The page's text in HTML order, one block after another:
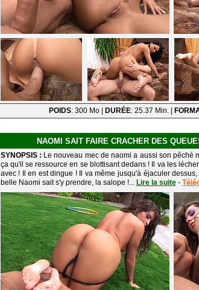
POIDS: 300 Mo | DURÉE: 25.37 Min. |
NAOMI SAIT FAIRE CRACHER DES
SYNOPSIS : Le nouveau mec de naomi a aussi son pêché
ça qu'il se ressource en se blottisant dedans ! Il va les
avec ! Il en est dingue ! Il va même jusqu'à éjaculer
belle Naomi sait s'y prendre, la salope !... Lire la suite-